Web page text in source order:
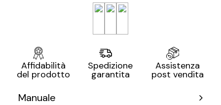
Affidabilità
del prodotto
Spedizione
garantita
Assistenza
post vendita
Manuale